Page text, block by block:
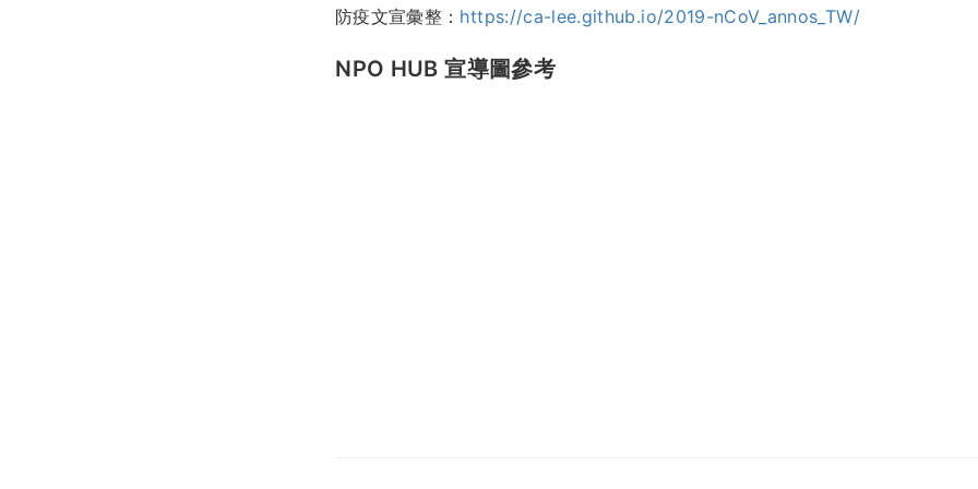
防疫文宣彙整： https://ca-lee.github.io/2019-nCoV_annos_TW/
NPO HUB 宣導圖參考